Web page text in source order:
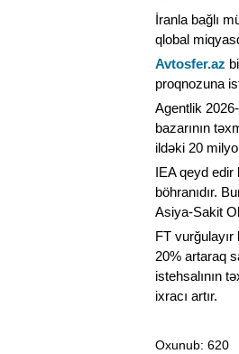
İranla bağlı
qlobal
Avtosfer.az
proqnozuna
Agentlik
bazarının
ildəki 20
IEA qeyd edir
böhranıdır.
Asiya-Sakit
FT
20% artaraq
istehsalının
ixracı artır.
Oxunub: 620